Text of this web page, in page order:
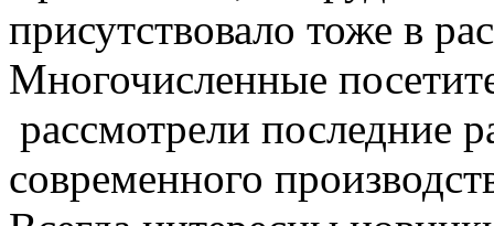
присутствовало тоже в
Многочисленные
рассмотрели последние
современного